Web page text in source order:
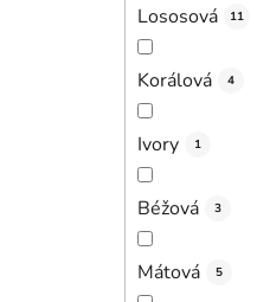
Lososová 11
Korálová 4
Ivory 1
Béžová 3
Mátová 5